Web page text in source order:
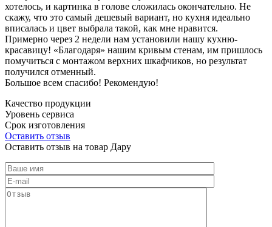
хотелось, и картинка в голове сложилась окончательно. Не
скажу, что это самый дешевый вариант, но кухня идеально
вписалась и цвет выбрала такой, как мне нравится.
Примерно через 2 недели нам установили нашу кухню-
красавицу! «Благодаря» нашим кривым стенам, им пришлось
помучиться с монтажом верхних шкафчиков, но результат
получился отменный.
Большое всем спасибо! Рекомендую!
Качество продукции
Уровень сервиса
Срок изготовления
Оставить отзыв
Оставить отзыв на товар Дару